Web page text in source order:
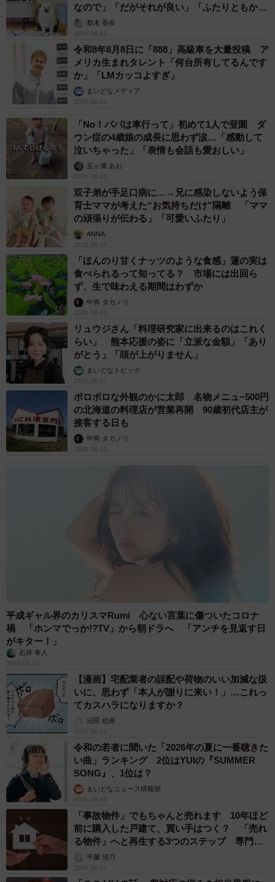
なので」「だがそれが良い」「ふたりともかわ
いいね」
梨木 香奈
2026.08.10
令和8年8月8日に「888」高級車を大量投稿 ア
メリカ生まれタレント「何台所有してるんです
か」「LMカッコよすぎ」
まいどなメディア
2026.08.10
「No！パパは車行って」初めて1人で登園 ダ
ウン症の4歳娘の成長に思わず涙…「感動して
泣いちゃった」「表情も会話も愛おしい」
五ヶ瀬 あお
2026.08.10
双子弟が手足口病に…→兄に感染しないよう保
育士ママが考えた“お気持ちだけ”隔離 「ママ
の頑張りが伝わる」「可愛いふたり」
ANNA
2026.08.10
「ほんのり甘くナッツのような食感」蓮の実は
食べられるって知ってる？ 市場には出回ら
ず、生で味わえる期間はわずか
中将 タカノリ
2026.08.10
リュウジさん「料理研究家に出来るのはこれく
らい」 熊本応援の姿に「立派な金額」「あり
がとう」「頭が上がりません」
まいどなトピック
2026.08.10
ボロボロな外観のかに太郎 名物メニュ−500円
の北海道の料理店が営業再開 90歳初代店主が
接客する日も
中将 タカノリ
2026.08.10
平成ギャル界のカリスマRumi 心ない言葉に傷ついたコロナ
禍 「ホンマでっか!?TV」から朝ドラへ 「アンチを見返す日
がキター！」
石井 隼人
2026.08.10
【漫画】宅配業者の誤配や荷物のいい加減な扱
いに、思わず「本人が謝りに来い！」…これっ
てカスハラになりますか？
沼田 絵美
2026.08.10
令和の若者に聞いた「2026年の夏に一番聴きた
い曲」ランキング 2位はYUIの『SUMMER
SONG』、1位は？
まいどなニュース情報部
2026.08.10
「事故物件」でもちゃんと売れます 10年ほど
前に購入した戸建て、買い手はつく？ 「売れ
る物件」へと再生する3つのステップ 専門家
が解説平藤 清刀
2026.08.10